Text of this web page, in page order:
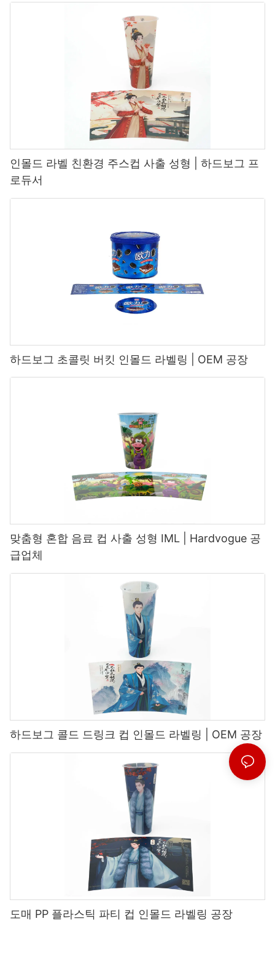
인몰드 라벨 친환경 주스컵 사출 성형 | 하드보그 프
로듀서
하드보그 초콜릿 버킷 인몰드 라벨링 | OEM 공장
맞춤형 혼합 음료 컵 사출 성형 IML | Hardvogue 공
급업체
하드보그 콜드 드링크 컵 인몰드 라벨링 | OEM 공장
도매 PP 플라스틱 파티 컵 인몰드 라벨링 공장